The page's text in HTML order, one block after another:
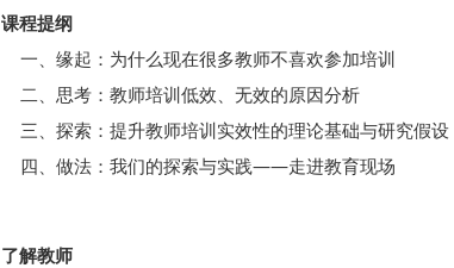
课程提纲
一、缘起：为什么现在很多教师不喜欢参加培训
二、思考：教师培训低效、无效的原因分析
三、探索：提升教师培训实效性的理论基础与研究假设
四、做法：我们的探索与实践——走进教育现场
了解教师